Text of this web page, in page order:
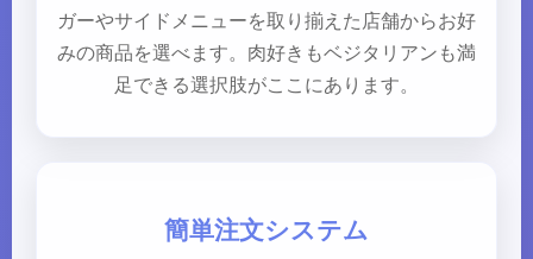
ガーやサイドメニューを取り揃えた店舗からお好
みの商品を選べます。肉好きもベジタリアンも満
足できる選択肢がここにあります。
簡単注文システム